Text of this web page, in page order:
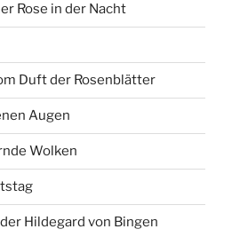
Rose in der Nacht
Duft der Rosenblätter
Augen
Wolken
Hildegard von Bingen